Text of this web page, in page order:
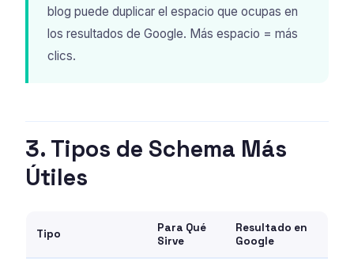
blog puede duplicar el espacio que ocupas en
los resultados de Google. Más espacio = más
clics.
3. Tipos de Schema Más
Útiles
Tipo
Para Qué
Sirve
Resultado en
Google